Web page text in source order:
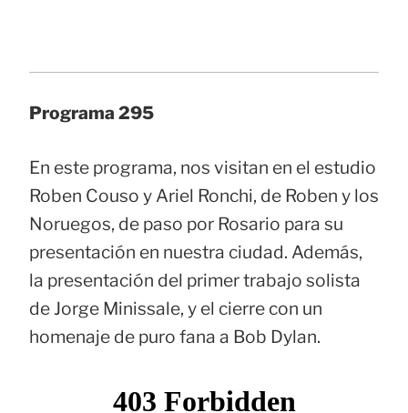
Programa 295
En este programa, nos visitan en el estudio
Roben Couso y Ariel Ronchi, de Roben y los
Noruegos, de paso por Rosario para su
presentación en nuestra ciudad. Además,
la presentación del primer trabajo solista
de Jorge Minissale, y el cierre con un
homenaje de puro fana a Bob Dylan.